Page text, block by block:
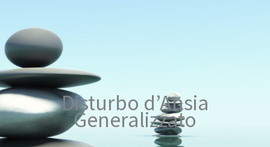
Disturbo d’Ansia
Generalizzato